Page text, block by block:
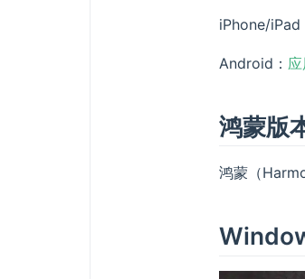
iPhone/iPad
Android：
鸿蒙版
鸿蒙（